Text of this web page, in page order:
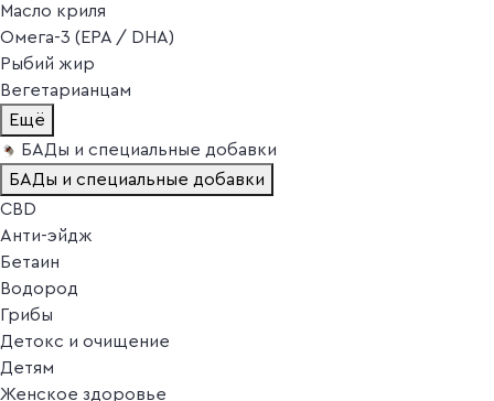
Масло криля
Омега-3 (EPA / DHA)
Рыбий жир
Вегетарианцам
Ещё
БАДы и специальные добавки
БАДы и специальные добавки
CBD
Анти-эйдж
Бетаин
Водород
Грибы
Детокс и очищение
Детям
Женское здоровье